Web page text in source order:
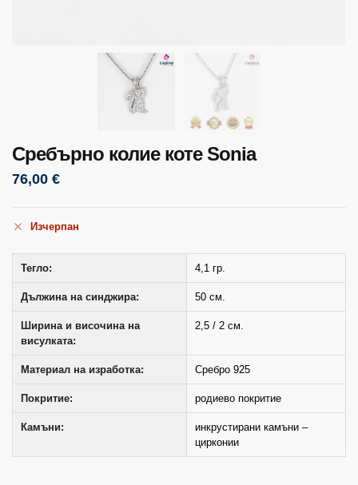
Сребърно колие коте Sonia
76,00 €
Изчерпан
Тегло: 4,1 гр.
Дължина на синджира: 50 см.
Ширина и височина на
висулката:
2,5 / 2 см.
Материал на изработка: Сребро 925
Покритие: родиево покритие
Камъни:
инкрустирани камъни –
цирконии